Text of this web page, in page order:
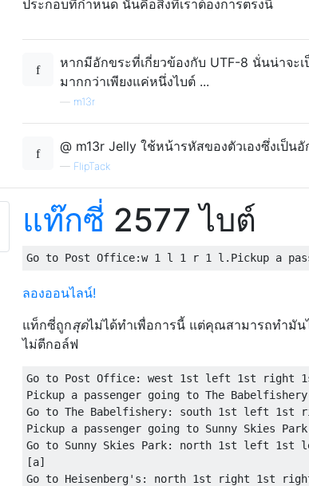
ประกอบที่กำหนด นั่นคือสิ่งที่เราต้องการตรงนี้
หากมีอักขระที่เกี่ยวข้องกับ UTF-8 นั่นน่าจะ
มากกว่าเพียงแค่หนึ่งไบต์ ...
m13r
@ m13r Jelly ใช้หน้ารหัสของตัวเองซึ่งเป็น
— FlipTack
แท๊กซี่ 2577 ไบต์
ลองออนไลน์!
แท็กซี่ถูกสุดไม่ได้ทำเพื่อการนี้ แต่คุณสามารถทำมัน
ไม่ตีกอล์ฟ
Go to Post Office: west 1st left 1st right
Pickup a passenger going to The
Go to The Babelfishery: south 1st left 1st
Pickup a passenger going to Sunny Skies
Go to Sunny Skies Park: north 1st left
[a]
Go to Heisenberg's: north 1st right 1st